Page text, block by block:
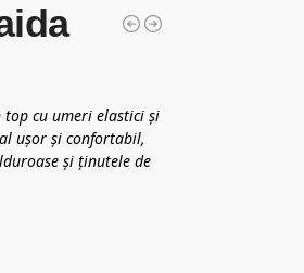
cu umeri elastici și
ușor și confortabil,
și ținutele de